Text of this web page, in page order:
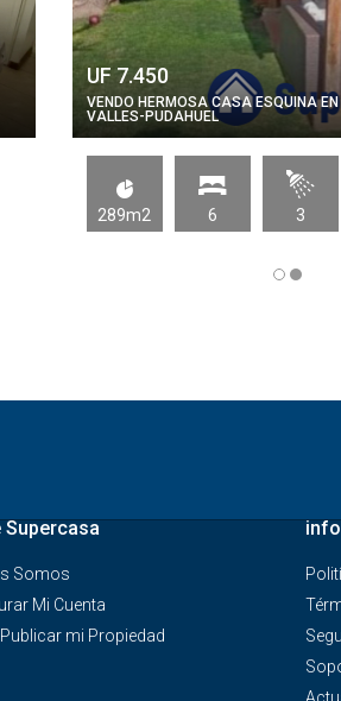
UF 7.450
VENDO HERMOSA CASA ESQUINA
VALLES-PUDAHUEL
289m2 6 3
Supercasa
Somos
Mi Cuenta
mi Propiedad